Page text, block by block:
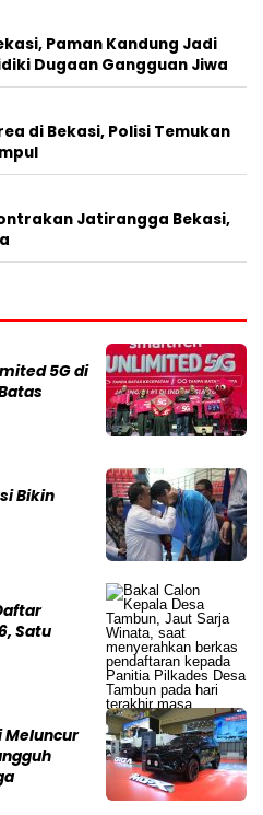
Paman Kandung Jadi
Dugaan Gangguan Jiwa
di Bekasi, Polisi Temukan
Jatirangga Bekasi,
5G di
Bikin
Satu
Meluncur